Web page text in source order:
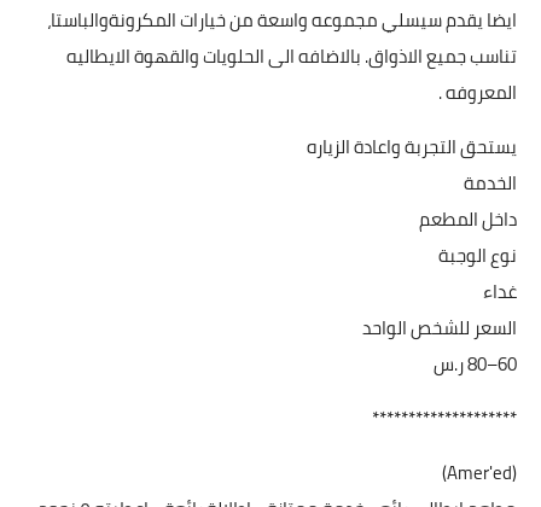
ايضا يقدم سيسلي مجموعه واسعة من خيارات المكرونةوالباستا،
تناسب جميع الاذواق. بالاضافه الى الحلويات والقهوة الايطاليه
المعروفه .
يستحق التجربة واعادة الزياره
الخدمة
داخل المطعم
نوع الوجبة
غداء
السعر للشخص الواحد
********************
(Amer'ed)